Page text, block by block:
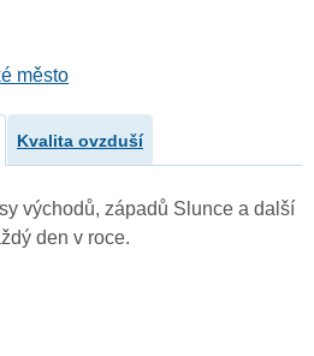
město
Kvalita ovzduší
východů, západů Slunce a další
den v roce.